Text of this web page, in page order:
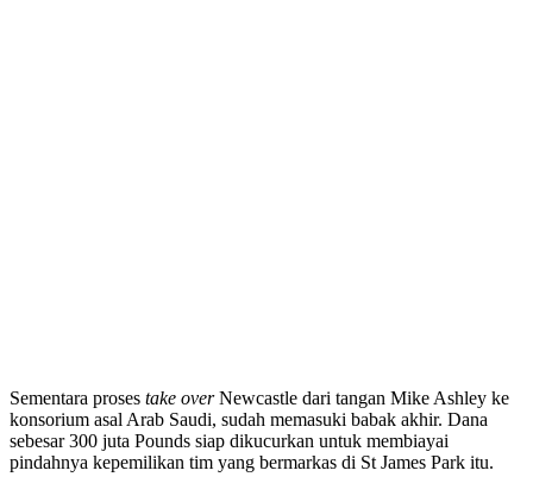
Sementara proses take overNewcastle dari tangan Mike Ashley ke
konsorium asal Arab Saudi, sudah memasuki babak akhir. Dana
sebesar 300 juta Pounds siap dikucurkan untuk membiayai
pindahnya kepemilikan tim yang bermarkas di St James Park itu.